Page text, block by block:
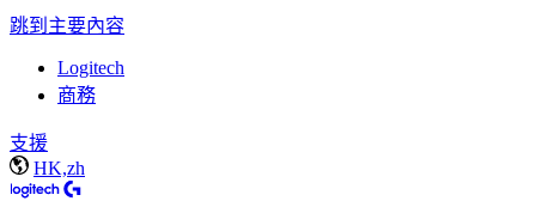
跳到主要內容
Logitech
商務
支援
HK,zh